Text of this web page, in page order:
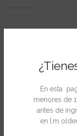
En esta
menores de
antes de
en I,m